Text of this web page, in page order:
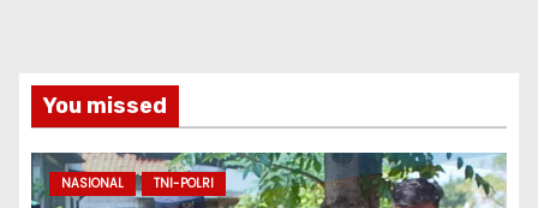
You missed
NASIONAL TNI-POLRI